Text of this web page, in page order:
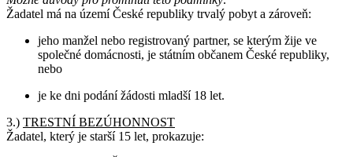
Žadatel má na území České republiky trvalý pobyt a zároveň:
jeho manžel nebo registrovaný partner, se kterým žije ve
společné domácnosti, je státním občanem České republiky,
nebo
je ke dni podání žádosti mladší 18 let.
3.) TRESTNÍ BEZÚHONNOST
Žadatel, který je starší 15 let, prokazuje: